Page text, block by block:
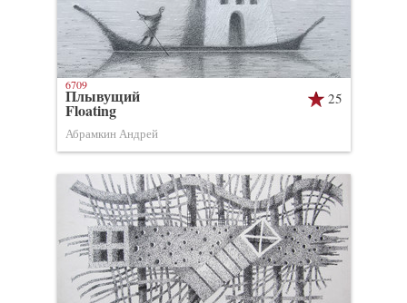
25
Плывущий
Floating
Абрамкин Андрей
6709